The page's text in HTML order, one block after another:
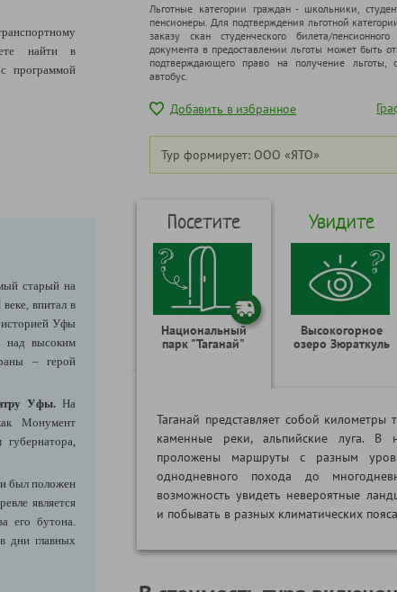
найти в
программой
старый на
впитал в
историей Уфы
над высоким
– герой
Уфы. На
Монумент
был положен
является
его бутона.
дни главных
Льготные категории граждан - школьники,
пенсионеры. Для подтверждения льготной
заказу скан студенческого билета/
документа в предоставлении льготы может быть
подтверждающего право на получение льготы,
автобус.
Добавить в избранное
Тур формирует: ООО «ЯТО»
Посетите
Национальный
парк "Таганай"
Увидите
Высокогорное
озеро Зюраткуль
Таганай представляет собой километры
каменные реки, альпийские луга. В
проложены маршруты с разным
однодневного похода до
возможность увидеть невероятные
и побывать в разных климатических